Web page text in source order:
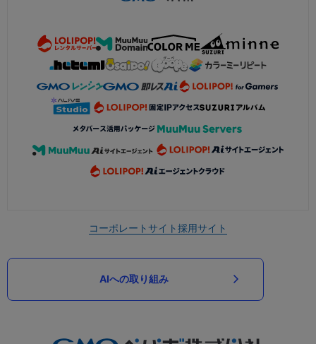
コーポレートサイト採用サイト
AIへの取り組み